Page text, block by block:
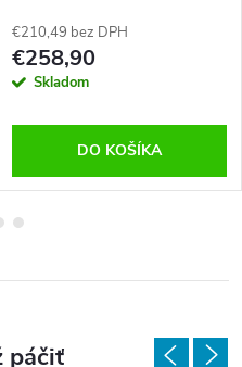
€210,49 bez DPH
€258,90
Skladom
DO KOŠÍKA